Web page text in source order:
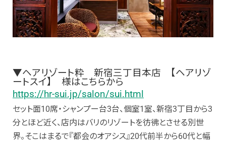
▼ヘアリゾート粋 新宿三丁目本店 【ヘアリゾ
ートスイ】 様はこちらから
https://hr-sui.jp/salon/sui.html
セット面10席・シャンプー台3台、個室1室、新宿3丁目から3
分とほど近く、店内はバリのリゾートを彷彿とさせる別世
界。 そこはまるで『都会のオアシス』20代前半から60代と幅